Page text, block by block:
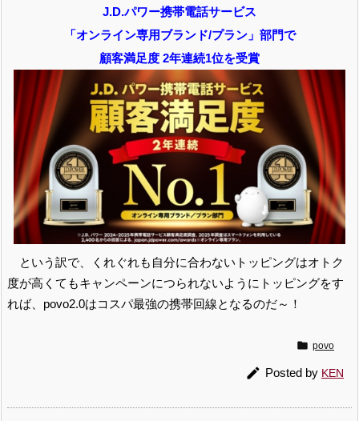
J.D.パワー携帯電話サービス
「オンライン専用ブランド/プラン」部門で
顧客満足度 2年連続1位を受賞
という訳で、くれぐれも自分に合わないトッピングはオトク
度が高くてもキャンペーンにつられないようにトッピングをす
れば、povo2.0はコスパ最強の携帯回線となるのだ～！
 povo
 Posted by KEN